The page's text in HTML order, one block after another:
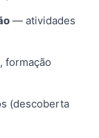
— atividades
formação
(descoberta